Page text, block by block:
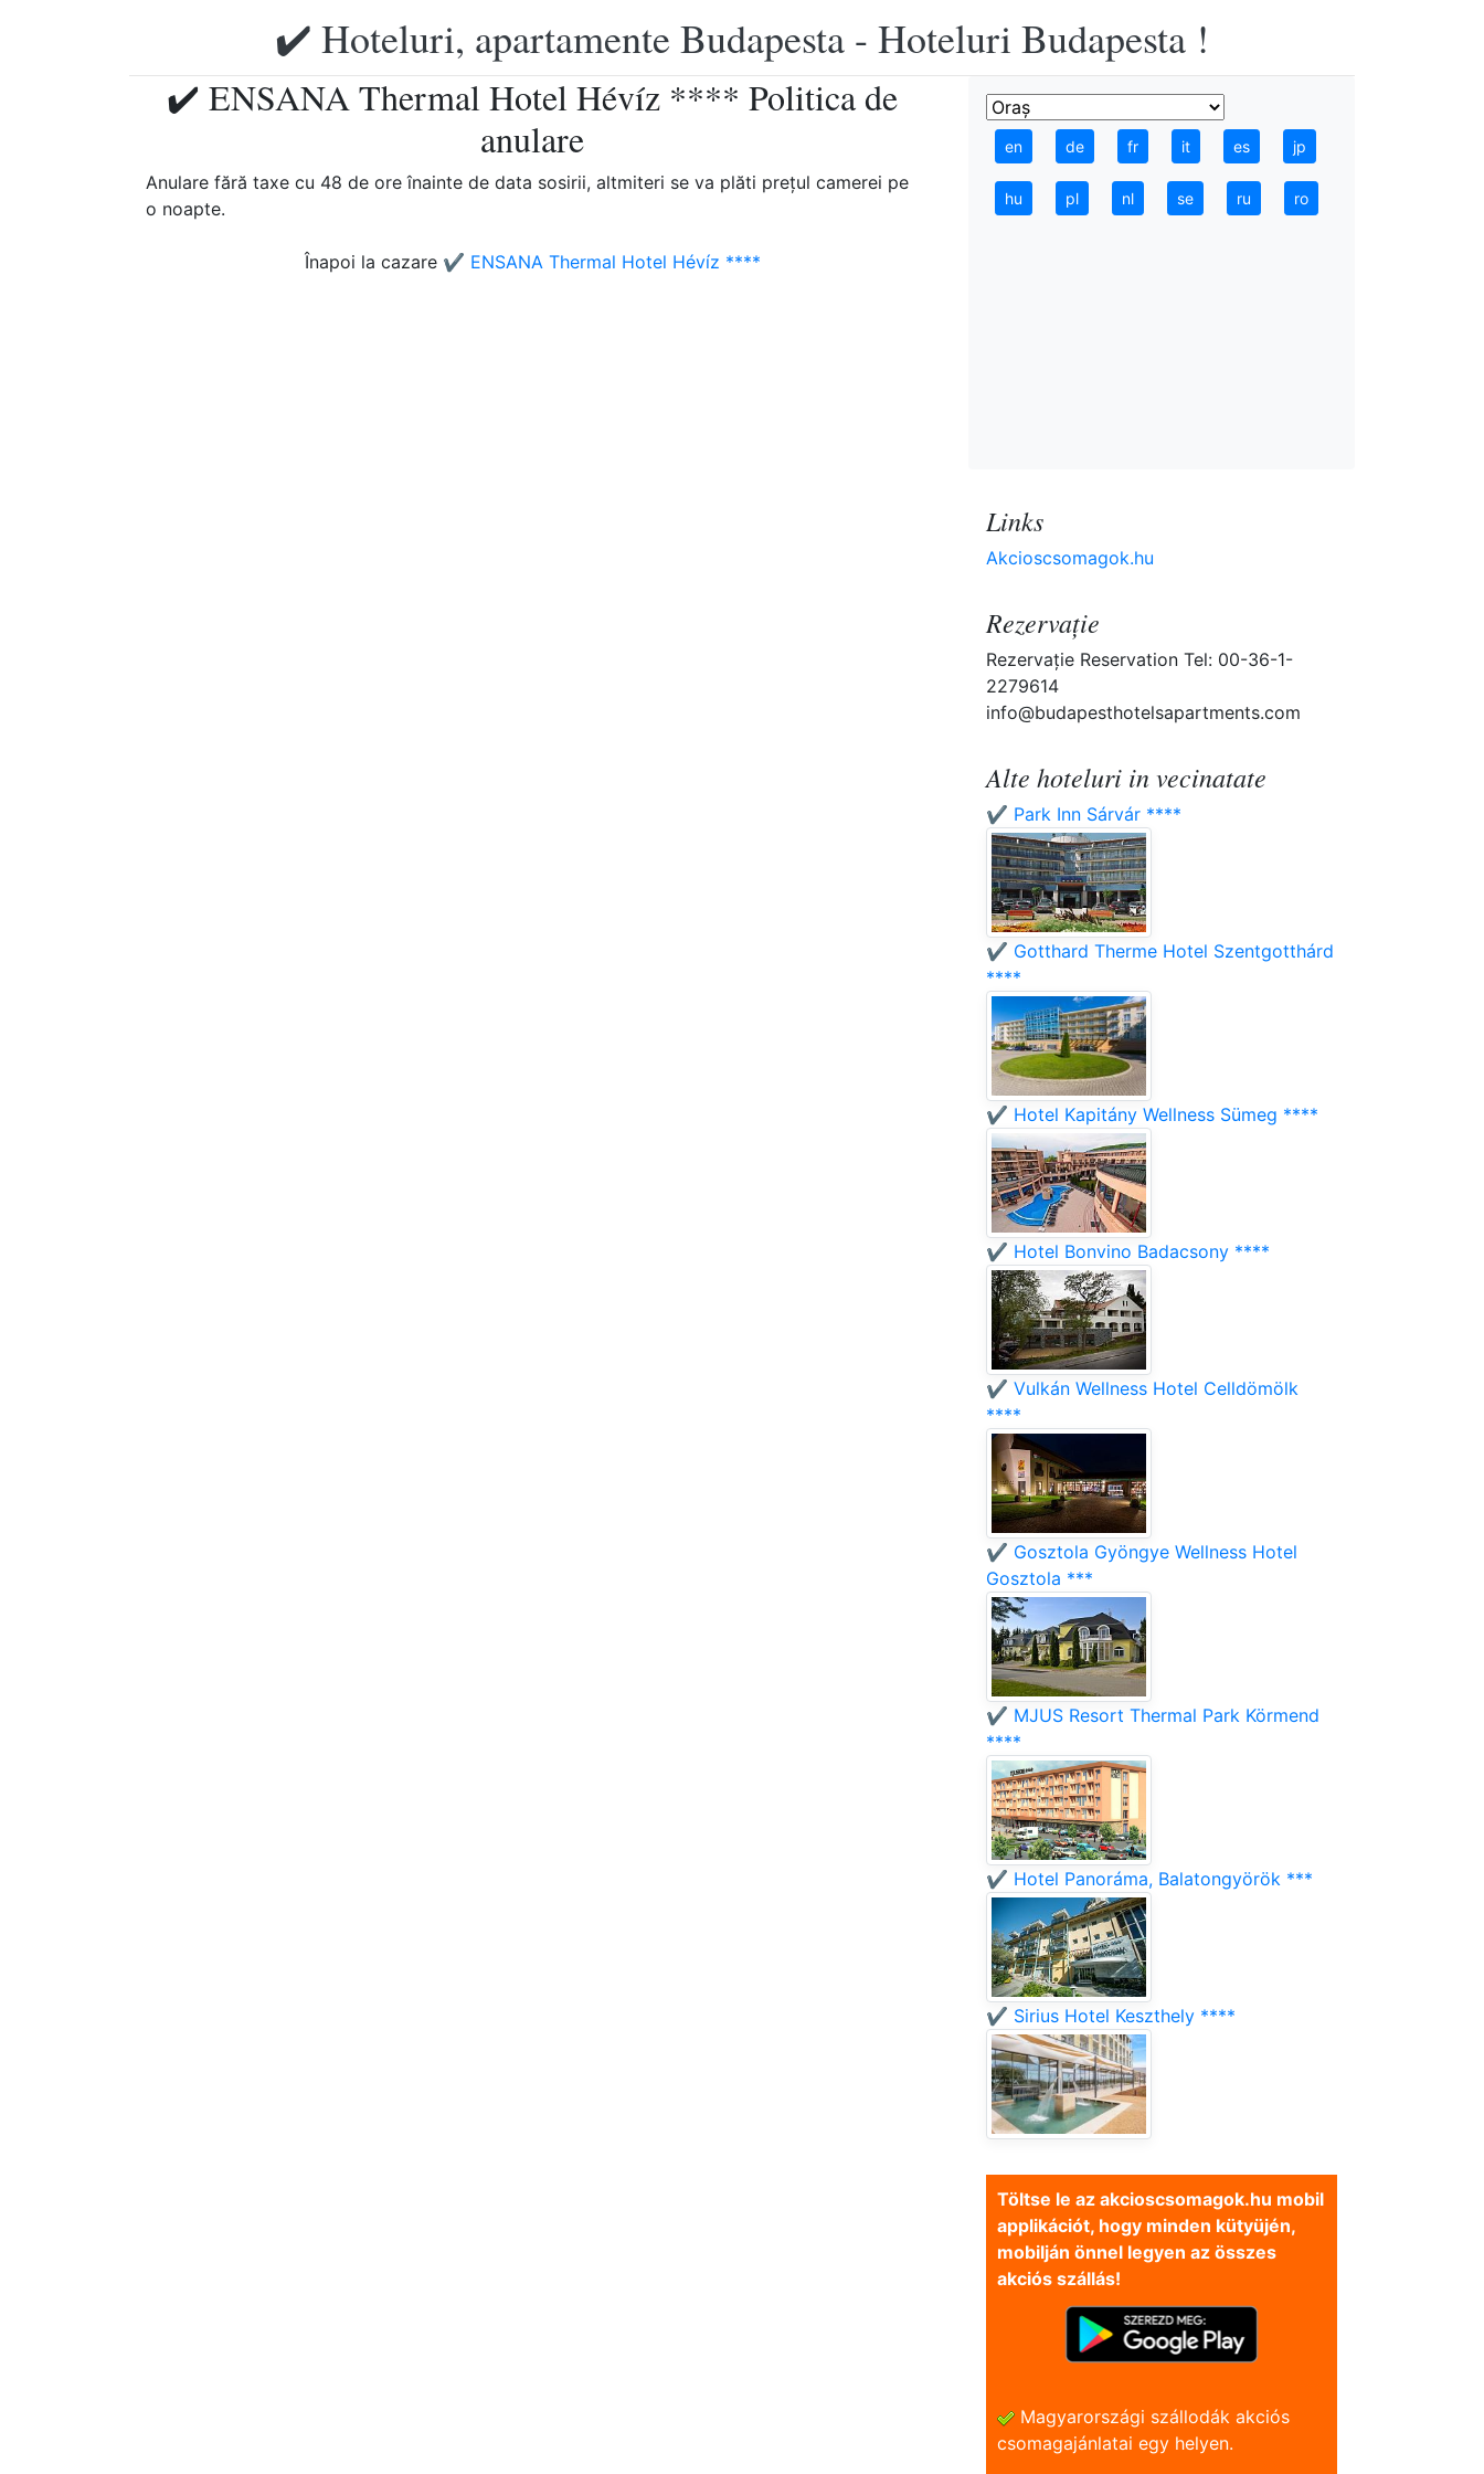
✔️ Hoteluri, apartamente Budapesta - Hoteluri Budapesta !
✔️ ENSANA Thermal Hotel Hévíz **** Politica de
anulare
Anulare fără taxe cu 48 de ore înainte de data sosirii, altmiteri se va plăti preţul camerei pe
o noapte.
Înapoi la cazare ✔️ ENSANA Thermal Hotel Hévíz ****
en de fr it es jp
hu pl nl se ru ro
Links
Akcioscsomagok.hu
Rezervaţie
Rezervaţie Reservation Tel: 00-36-1-
2279614
info@budapesthotelsapartments.com
Alte hoteluri in vecinatate
✔️ Park Inn Sárvár ****
✔️ Gotthard Therme Hotel Szentgotthárd
****
✔️ Hotel Kapitány Wellness Sümeg ****
✔️ Hotel Bonvino Badacsony ****
✔️ Vulkán Wellness Hotel Celldömölk
****
✔️ Gosztola Gyöngye Wellness Hotel
Gosztola ***
✔️ MJUS Resort Thermal Park Körmend
****
✔️ Hotel Panoráma, Balatongyörök ***
✔️ Sirius Hotel Keszthely ****
Töltse le az akcioscsomagok.hu mobil
applikációt, hogy minden kütyüjén,
mobilján önnel legyen az összes
akciós szállás!
Magyarországi szállodák akciós
csomagajánlatai egy helyen.